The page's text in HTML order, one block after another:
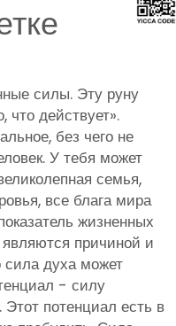
силы. Эту руну
действует».
без чего не
У тебя может
семья,
все блага мира
жизненных
причиной и
сила духа может
- силу
потенциал есть в